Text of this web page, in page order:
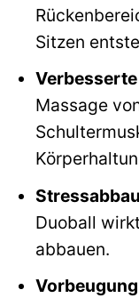
Sitzen
Massage
Duoball
abbauen.